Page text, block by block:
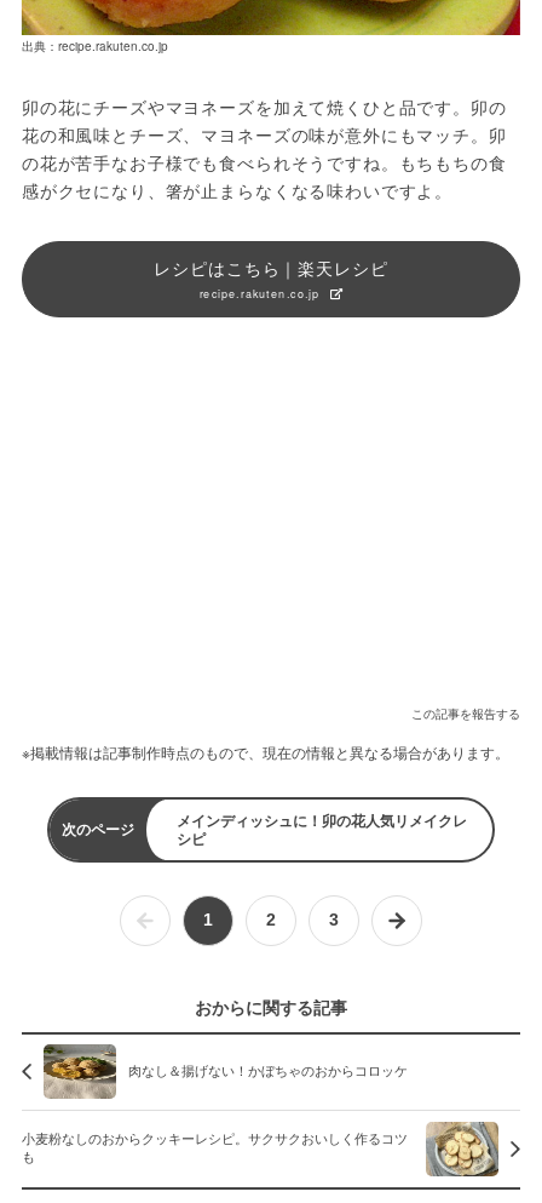
出典：recipe.rakuten.co.jp
卯の花にチーズやマヨネーズを加えて焼くひと品です。卯の
花の和風味とチーズ、マヨネーズの味が意外にもマッチ。卯
の花が苦手なお子様でも食べられそうですね。もちもちの食
感がクセになり、箸が止まらなくなる味わいですよ。
レシピはこちら｜楽天レシピ
recipe.rakuten.co.jp
この記事を報告する
※掲載情報は記事制作時点のもので、現在の情報と異なる場合があります。
次のページ
メインディッシュに！卯の花人気リメイクレ
シピ
1 2 3
おからに関する記事
肉なし＆揚げない！かぼちゃのおからコロッケ
小麦粉なしのおからクッキーレシピ。サクサクおいしく作るコツ
も